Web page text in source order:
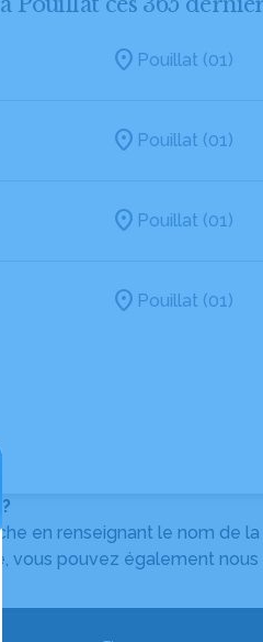
Pouillat (01)
Pouillat (01)
Pouillat (01)
Pouillat (01)
en renseignant le nom de
vous pouvez également